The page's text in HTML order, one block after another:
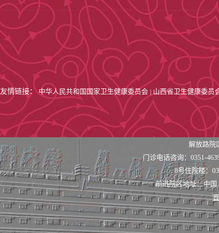
友情链接：中华人民共和国国家卫生健康委员会 山西省卫生健康委员
解放路
门诊电话咨询：0351-
8号住院楼：
前进院区地址：中